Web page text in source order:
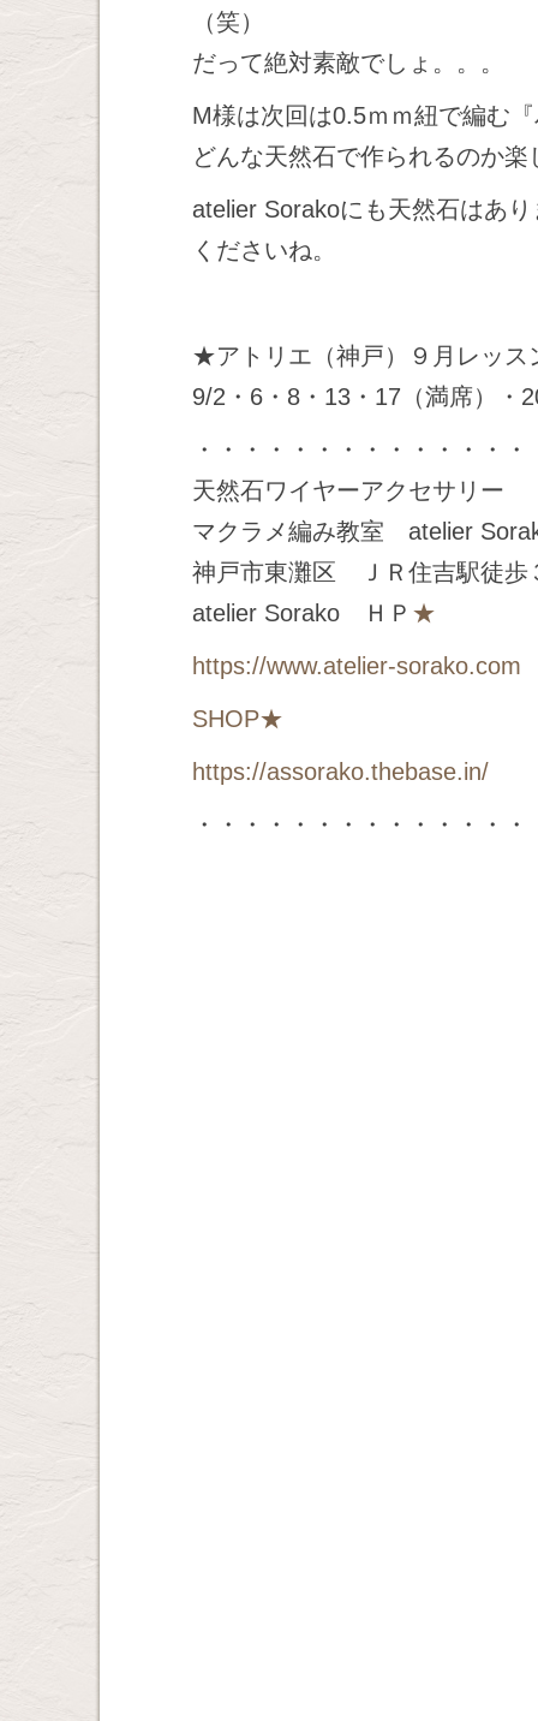
（笑）
だって絶対素敵でしょ。。。
M様は次回は0.5ｍｍ紐で編む
どんな天然石で作られるのか楽
atelier Sorakoにも天然石はあ
くださいね。
★アトリエ（神戸）９月レッ
9/2・6・8・13・17（満席）・
・・・・・・・・・・・・・・
天然石ワイヤーアクセサリー
マクラメ編み教室 atelier
神戸市東灘区 ＪＲ住吉駅徒歩
atelier Sorako ＨＰ ★
https://www.atelier-sorako.com
SHOP★
https://assorako.thebase.in/
・・・・・・・・・・・・・・